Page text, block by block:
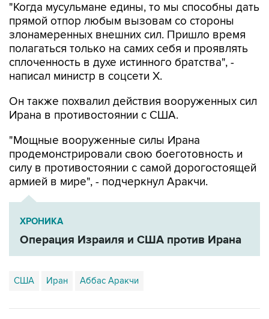
"Когда мусульмане едины, то мы способны дать
прямой отпор любым вызовам со стороны
злонамеренных внешних сил. Пришло время
полагаться только на самих себя и проявлять
сплоченность в духе истинного братства", -
написал министр в соцсети Х.
Он также похвалил действия вооруженных сил
Ирана в противостоянии с США.
"Мощные вооруженные силы Ирана
продемонстрировали свою боеготовность и
силу в противостоянии с самой дорогостоящей
армией в мире", - подчеркнул Аракчи.
ХРОНИКА
Операция Израиля и США против Ирана
США Иран Аббас Аракчи